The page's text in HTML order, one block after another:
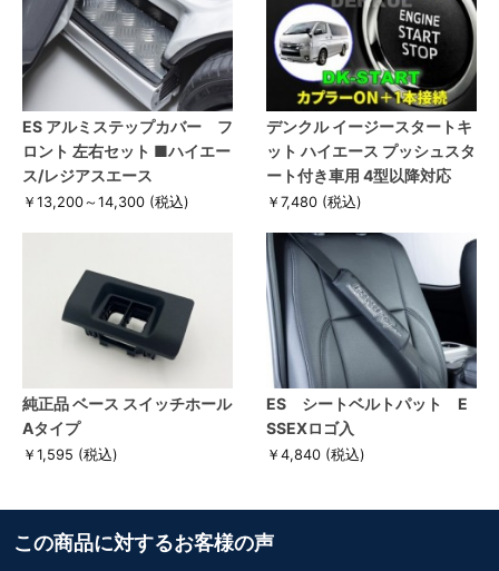
ES アルミステップカバー フ
ロント 左右セット ■ハイエー
ス/レジアスエース
￥13,200～14,300 (税込)
デンクル イージースタートキ
ット ハイエース プッシュスタ
ート付き車用 4型以降対応
￥7,480 (税込)
純正品 ベース スイッチホール
Aタイプ
￥1,595 (税込)
ES シートベルトパット E
SSEXロゴ入
￥4,840 (税込)
この商品に対するお客様の声